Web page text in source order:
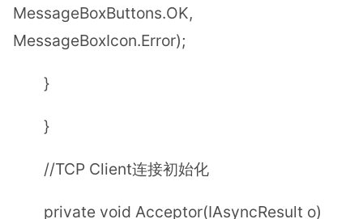
MessageBoxButtons.OK,
MessageBoxIcon.Error);
}
}
//TCP Client连接初始化
private void Acceptor(IAsyncResult o)